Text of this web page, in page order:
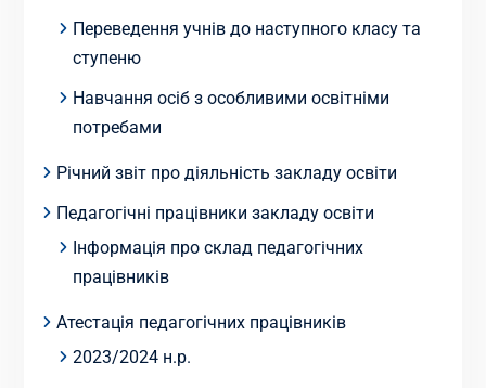
Переведення учнів до наступного класу та
ступеню
Навчання осіб з особливими освітніми
потребами
Річний звіт про діяльність закладу освіти
Педагогічні працівники закладу освіти
Інформація про склад педагогічних
працівників
Атестація педагогічних працівників
2023/2024 н.р.